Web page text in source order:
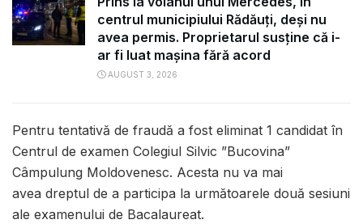
centrul municipiului Rădăuți, deși nu
avea permis. Proprietarul susține că i-
ar fi luat mașina fără acord
AUGUST 3, 2026
Pentru tentativă de fraudă a fost eliminat 1 candidat în
Centrul de examen Colegiul Silvic ”Bucovina”
Câmpulung Moldovenesc. Acesta nu va mai
avea dreptul de a participa la următoarele două sesiuni
ale examenului de Bacalaureat.